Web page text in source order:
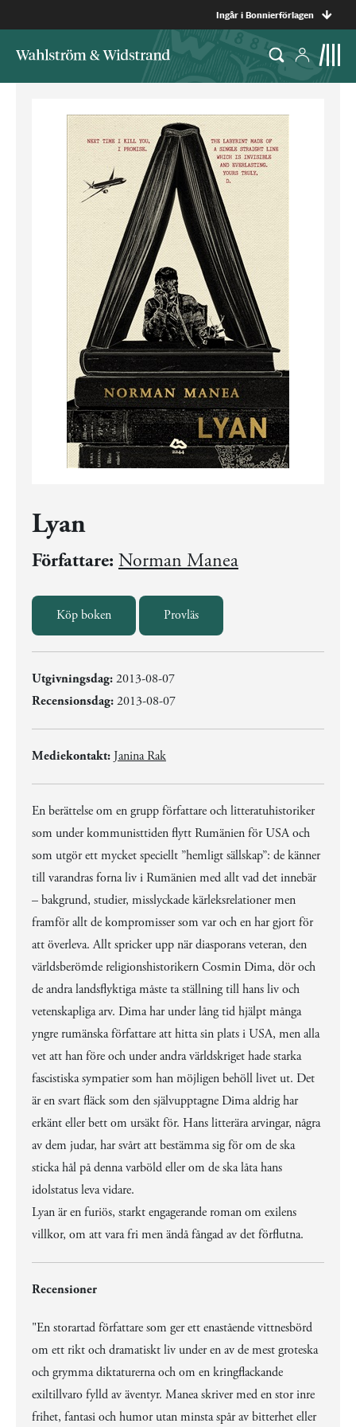
Ingår i Bonnierförlagen
Lyan
Författare: Norman Manea
Köp boken Provläs
Utgivningsdag:2013-08-07
Recensionsdag:2013-08-07
Mediekontakt: Janina Rak
En berättelse om en grupp författare och litteratuhistoriker
som under kommunisttiden flytt Rumänien för USA och
som utgör ett mycket speciellt ”hemligt sällskap”: de känner
till varandras forna liv i Rumänien med allt vad det innebär
– bakgrund, studier, misslyckade kärleksrelationer men
framför allt de kompromisser som var och en har gjort för
att överleva. Allt spricker upp när diasporans veteran, den
världsberömde religionshistorikern Cosmin Dima, dör och
de andra landsflyktiga måste ta ställning till hans liv och
vetenskapliga arv. Dima har under lång tid hjälpt många
yngre rumänska författare att hitta sin plats i USA, men alla
vet att han före och under andra världskriget hade starka
fascistiska sympatier som han möjligen behöll livet ut. Det
är en svart fläck som den självupptagne Dima aldrig har
erkänt eller bett om ursäkt för. Hans litterära arvingar, några
av dem judar, har svårt att bestämma sig för om de ska
sticka hål på denna varböld eller om de ska låta hans
idolstatus leva vidare.
Lyan är en furiös, starkt engagerande roman om exilens
villkor, om att vara fri men ändå fångad av det förflutna.
Recensioner
"En storartad författare som ger ett enastående vittnesbörd
om ett rikt och dramatiskt liv under en av de mest groteska
och grymma diktaturerna och om en kringflackande
exiltillvaro fylld av äventyr. Manea skriver med en stor inre
frihet, fantasi och humor utan minsta spår av bitterhet eller